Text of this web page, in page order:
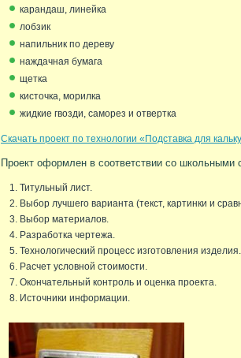
карандаш, линейка
лобзик
напильник по дереву
наждачная бумага
щетка
кисточка, морилка
жидкие гвозди, саморез и отвертка
Скачать проект по технологии «Подставка для
Проект оформлен в соответствии со
Титульный лист.
Выбор лучшего варианта (текст, картинки и
Выбор материалов.
Разработка чертежа.
Технологический процесс изготовления изделия.
Расчет условной стоимости.
Окончательный контроль и оценка проекта.
Источники информации.